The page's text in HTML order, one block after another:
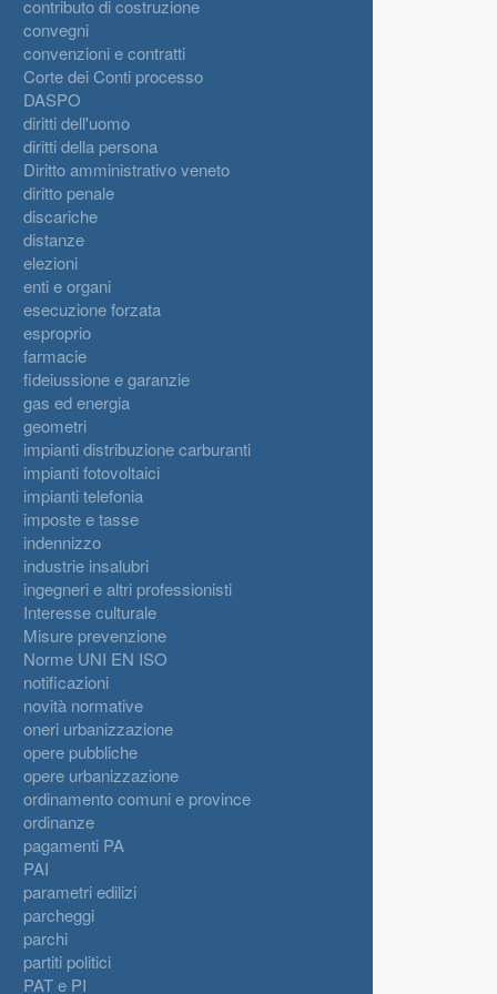
contributo di costruzione
convegni
convenzioni e contratti
Corte dei Conti processo
DASPO
diritti dell'uomo
diritti della persona
Diritto amministrativo veneto
diritto penale
discariche
distanze
elezioni
enti e organi
esecuzione forzata
esproprio
farmacie
fideiussione e garanzie
gas ed energia
geometri
impianti distribuzione carburanti
impianti fotovoltaici
impianti telefonia
imposte e tasse
indennizzo
industrie insalubri
ingegneri e altri professionisti
Interesse culturale
Misure prevenzione
Norme UNI EN ISO
notificazioni
novità normative
oneri urbanizzazione
opere pubbliche
opere urbanizzazione
ordinamento comuni e province
ordinanze
pagamenti PA
PAI
parametri edilizi
parcheggi
parchi
partiti politici
PAT e PI